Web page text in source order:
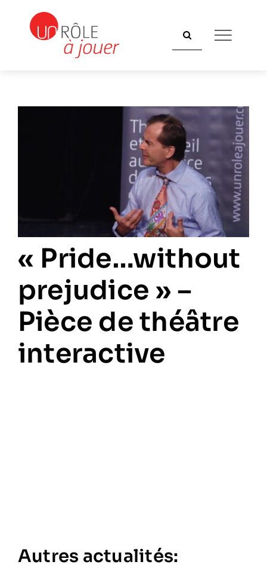
contenu
Rechercher:
« Pride…without
prejudice » –
Pièce de théâtre
interactive
Autres actualités: